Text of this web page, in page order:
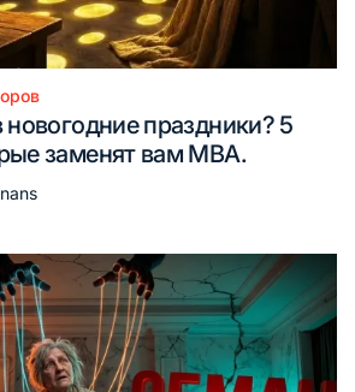
новогодние праздники? 5
заменят вам MBA.